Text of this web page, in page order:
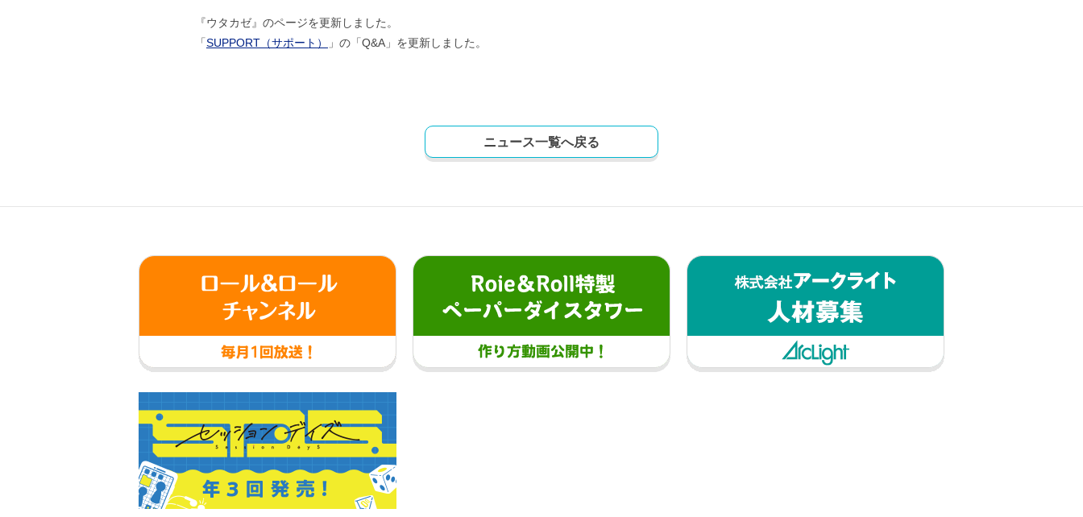
『ウタカゼ』のページを更新しました。
「SUPPORT（サポート） 」の「Q&A」を更新しました。
ニュース一覧へ戻る